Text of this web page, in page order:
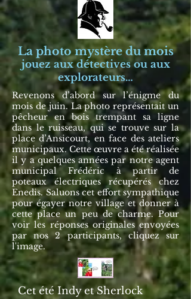
La photo mystère du mois
jouez aux détectives ou aux
explorateurs…
Revenons d’abord sur l’énigme du
mois de juin. La photo représentait un
pêcheur en bois trempant sa ligne
dans le ruisseau, qui se trouve sur la
place d’Ansicourt, en face des ateliers
municipaux. Cette œuvre a été réalisée
il y a quelques années par notre agent
municipal Frédéric à partir de
poteaux électriques récupérés chez
Enedis. Saluons cet effort sympathique
pour égayer notre village et donner à
cette place un peu de charme. Pour
voir les réponses originales envoyées
par nos 2 participants, cliquez sur
l'image.
Cet été Indy et Sherlock